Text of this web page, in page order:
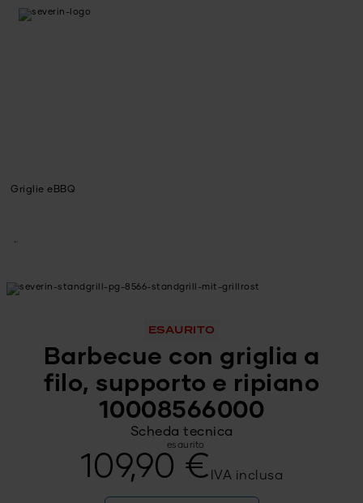
Griglie eBBQ
ESAURITO
Barbecue con griglia a
filo, supporto e ripiano
10008566000
Scheda tecnica
esaurito
109,90 € IVA inclusa